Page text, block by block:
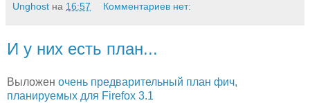
Unghost на 16:57 Комментариев нет:
И у них есть план...
Выложен очень предварительный план фич,
планируемых для Firefox 3.1